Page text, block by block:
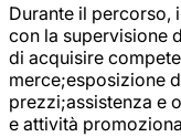
Durante il percorso,
con la supervisione
di acquisire
merce;esposizione
prezzi;assistenza e
e attività